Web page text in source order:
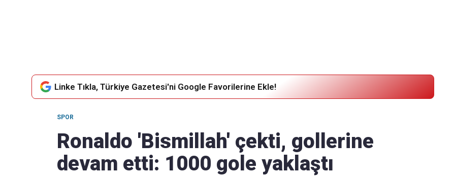
Linke Tıkla, Türkiye Gazetesi'ni Google Favorilerine Ekle!
SPOR
Ronaldo 'Bismillah' çekti, gollerine
devam etti: 1000 gole yaklaştı